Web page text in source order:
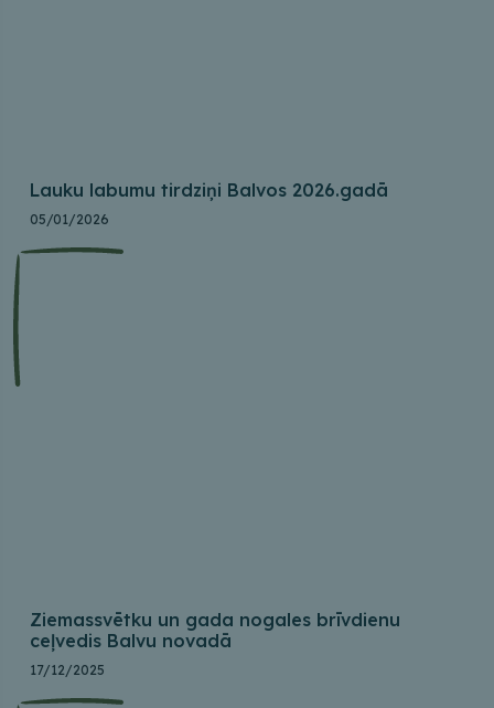
Lauku labumu tirdziņi Balvos 2026.gadā
05/01/2026
Ziemassvētku un gada nogales brīvdienu
ceļvedis Balvu novadā
17/12/2025